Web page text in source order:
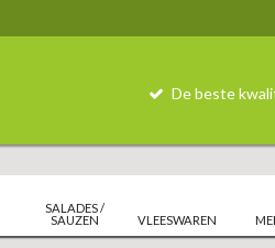
De beste
SALADES /
SAUZEN
VLEESWAREN